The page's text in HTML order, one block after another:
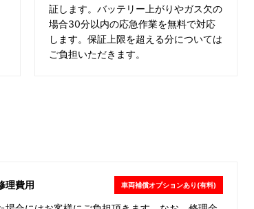
証します。バッテリー上がりやガス欠の
場合30分以内の応急作業を無料で対応
します。保証上限を超える分については
ご負担いただきます。
理費用 車両補償オプションあり(有料)